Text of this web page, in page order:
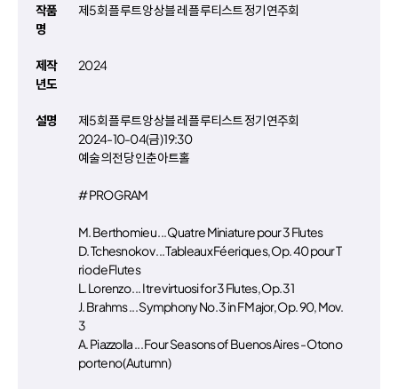
작품
명
제5회 플루트 앙상블 레 플루티스트 정기연주회
제작
년도
2024
설명
제5회 플루트 앙상블 레 플루티스트 정기연주회
2024-10-04(금) 19:30
예술의 전당 인춘아트홀
# PROGRAM
M. Berthomieu ... Quatre Miniature pour 3 Flutes
D. Tchesnokov ... Tableaux Féeriques, Op. 40 pour T
rio de Flutes
L. Lorenzo ... I tre virtuosi for 3 Flutes, Op. 31
J. Brahms ... Symphony No. 3 in F Major, Op. 90, Mov.
3
A. Piazzolla ... Four Seasons of Buenos Aires - Otono
porteno (Autumn)